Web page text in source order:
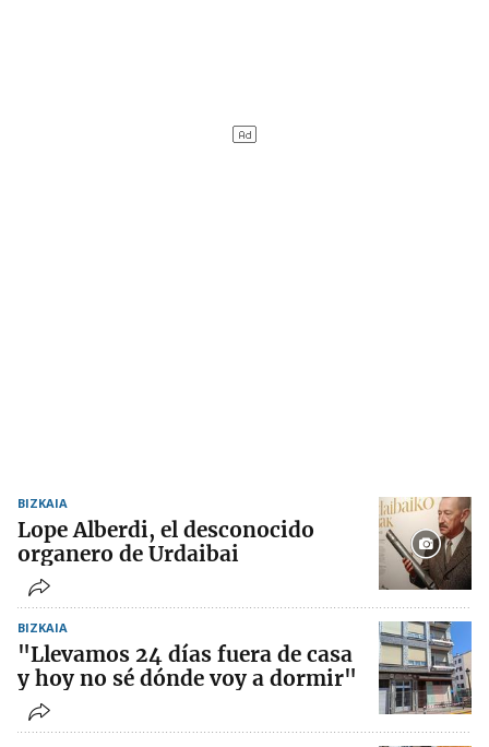
BIZKAIA
Lope Alberdi, el desconocido
organero de Urdaibai
BIZKAIA
"Llevamos 24 días fuera de casa
y hoy no sé dónde voy a dormir"